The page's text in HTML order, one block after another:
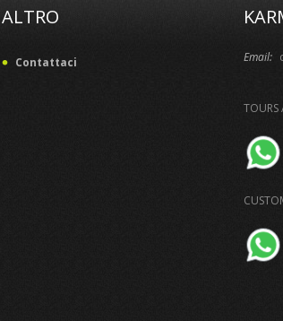
ALTRO
Contattaci Email:
TOURS